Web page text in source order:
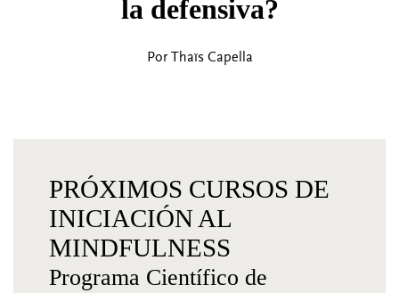
la defensiva?
Por Thaïs Capella
PRÓXIMOS CURSOS DE
INICIACIÓN AL
MINDFULNESS
Programa Científico de